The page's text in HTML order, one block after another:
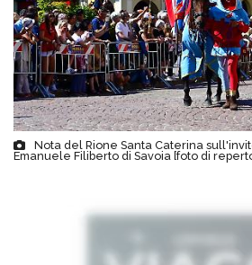
Nota del Rione Santa Caterina
Emanuele Filiberto di Savoia [foto di